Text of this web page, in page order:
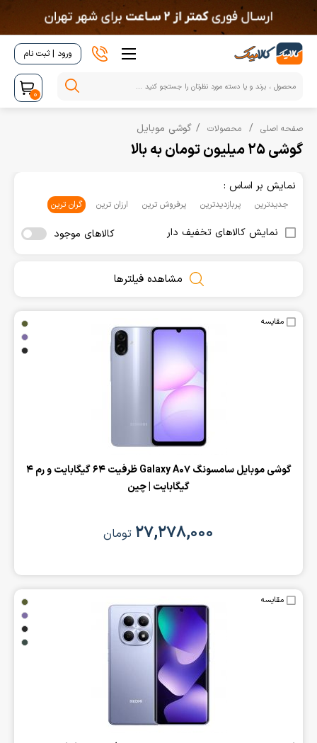
ورود | ثبت نام
0
صفحه اصلی محصولات گوشی موبایل
گوشی 25 میلیون تومان به بالا
نمایش بر اساس :
جدیدترین پربازدیدترین پرفروش ترین ارزان ترین گران ترین
نمایش کالاهای تخفیف دار کالاهای موجود
مشاهده فیلترها
مقایسه
گوشی موبایل سامسونگ Galaxy A07 ظرفیت 64 گیگابایت و رم 4
گیگابایت | چین
۲۷,۲۷۸,۰۰۰ تومان
مقایسه